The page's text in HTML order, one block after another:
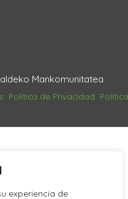
experiencia de
Mankomunitatea
Política de Privacidad